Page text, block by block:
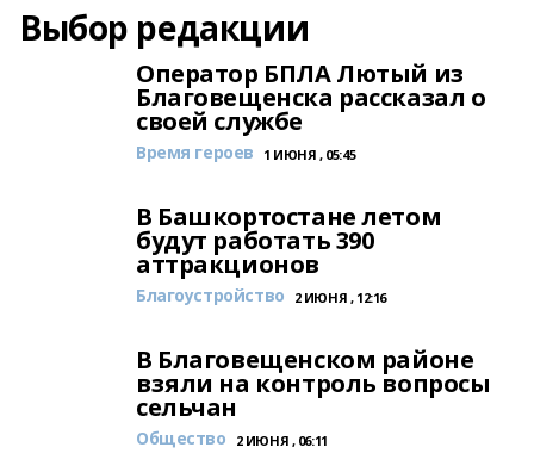
Выбор редакции
Оператор БПЛА Лютый из
Благовещенска рассказал о
своей службе
Время героев 1 ИЮНЯ , 05:45
В Башкортостане летом
будут работать 390
аттракционов
Благоустройство 2 ИЮНЯ , 12:16
В Благовещенском районе
взяли на контроль вопросы
сельчан
Общество 2 ИЮНЯ , 06:11